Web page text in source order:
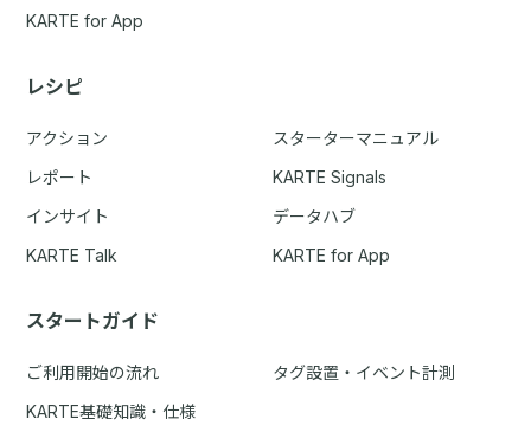
KARTE for App
レシピ
アクション
スターターマニュアル
レポート
KARTE Signals
インサイト
データハブ
KARTE Talk
KARTE for App
スタートガイド
ご利用開始の流れ
タグ設置・イベント計測
KARTE基礎知識・仕様